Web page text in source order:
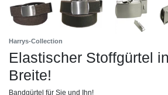
Harrys-Collection
Elastischer Stoffgürtel
Breite!
Bandgürtel für Sie und Ihn!